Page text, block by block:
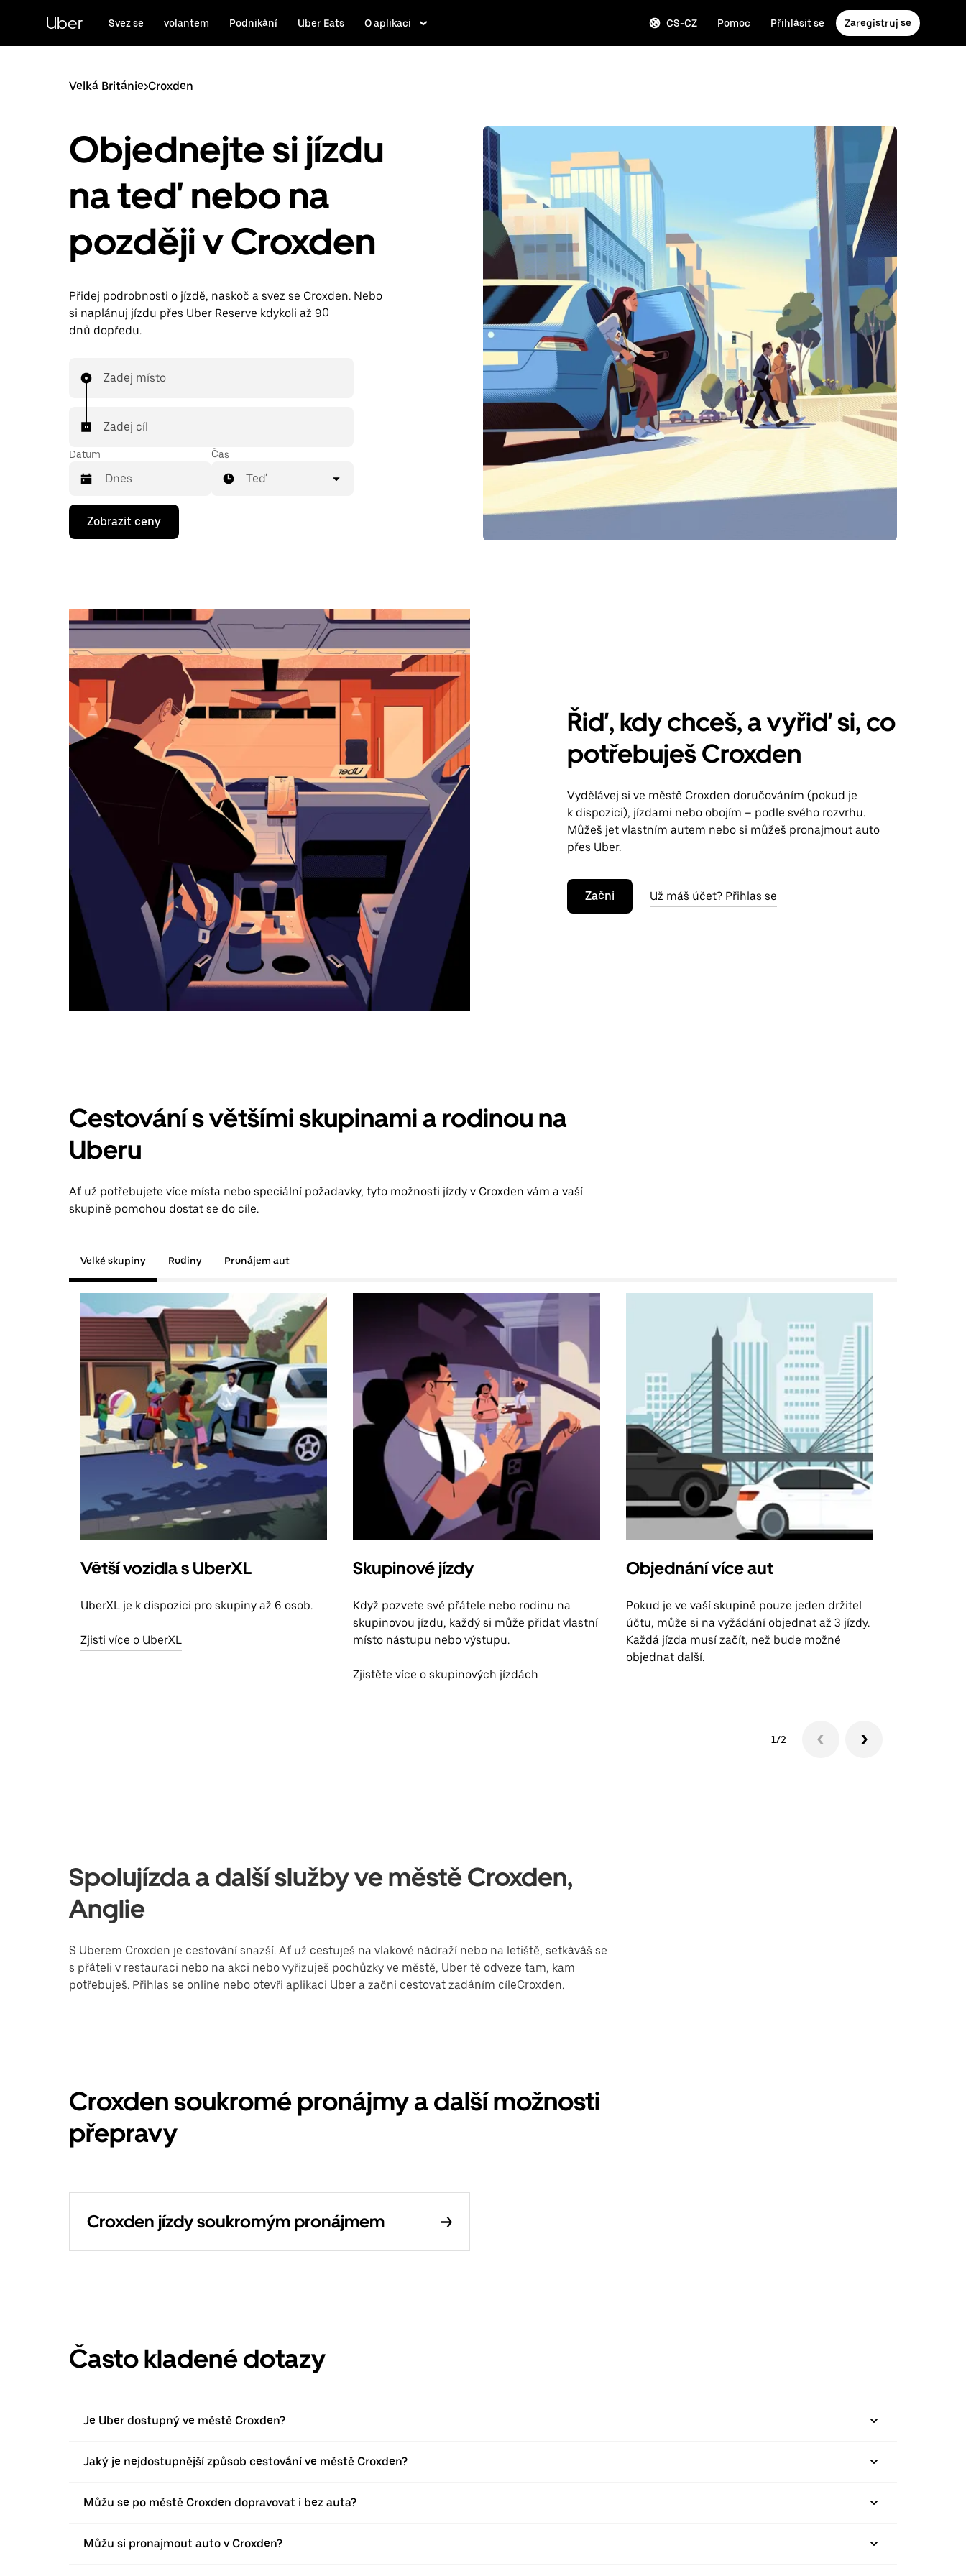
obsah
Uber Svez se volantem Podnikání Uber Eats O aplikaci CS-CZ Pomoc Přihlásit se Zaregistruj se
Velká Británie>Croxden
Objednejte si jízdu
na teď nebo na
později v Croxden
Přidej podrobnosti o jízdě, naskoč a svez se Croxden. Nebo
si naplánuj jízdu přes Uber Reserve kdykoli až 90
dnů dopředu.
Zadej místo
Zadej cíl
Datum
Stisknutím
klávesy
se
vybrat
datum.
klávesy
Esc
zavřeš
kalendář.
Čas
Teď
Zobrazit ceny
Řiď, kdy chceš, a vyřiď si, co
potřebuješ Croxden
Vydělávej si ve městě Croxden doručováním (pokud je
k dispozici), jízdami nebo obojím – podle svého rozvrhu.
Můžeš jet vlastním autem nebo si můžeš pronajmout auto
přes Uber.
Začni Už máš účet? Přihlas se
Cestování s většími skupinami a rodinou na
Uberu
Ať už potřebujete více místa nebo speciální požadavky, tyto možnosti jízdy v Croxden vám a vaší
skupině pomohou dostat se do cíle.
Velké skupiny Rodiny Pronájem aut
Větší vozidla s UberXL
UberXL je k dispozici pro skupiny až 6 osob.
Zjisti více o UberXL
Skupinové jízdy
Když pozvete své přátele nebo rodinu na
skupinovou jízdu, každý si může přidat vlastní
místo nástupu nebo výstupu.
Zjistěte více o skupinových jízdách
Objednání více aut
Pokud je ve vaší skupině pouze jeden držitel
účtu, může si na vyžádání objednat až 3 jízdy.
Každá jízda musí začít, než bude možné
objednat další.
1/2
Spolujízda a další služby ve městě Croxden,
Anglie
S Uberem Croxden je cestování snazší. Ať už cestuješ na vlakové nádraží nebo na letiště, setkáváš se
s přáteli v restauraci nebo na akci nebo vyřizuješ pochůzky ve městě, Uber tě odveze tam, kam
potřebuješ. Přihlas se online nebo otevři aplikaci Uber a začni cestovat zadáním cíleCroxden.
Croxden soukromé pronájmy a další možnosti
přepravy
Croxden jízdy soukromým pronájmem
Často kladené dotazy
Je Uber dostupný ve městě Croxden?
Jaký je nejdostupnější způsob cestování ve městě Croxden?
Můžu se po městě Croxden dopravovat i bez auta?
Můžu si pronajmout auto v Croxden?